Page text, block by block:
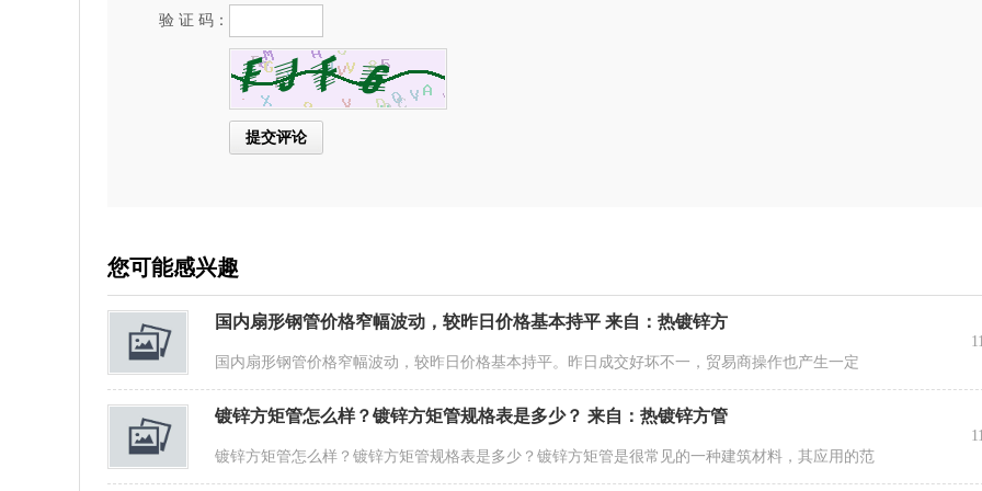
验 证 码：
您可能感兴趣
国内扇形钢管价格窄幅波动，较昨日价格基本持平 来自：热镀锌方
国内扇形钢管价格窄幅波动，较昨日价格基本持平。昨日成交好坏不一，贸易商操作也产生一定
镀锌方矩管怎么样？镀锌方矩管规格表是多少？ 来自：热镀锌方管
镀锌方矩管怎么样？镀锌方矩管规格表是多少？镀锌方矩管是很常见的一种建筑材料，其应用的范